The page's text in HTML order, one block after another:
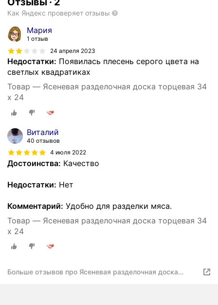
Как Яндекс проверяет отзывы
Мария
1 отзыв
24 апреля 2023
Недостатки: Появилась плесень серого цвета на
светлых квадратиках
Товар — Ясеневая разделочная доска торцевая 34
x 24
Виталий
40 отзывов
4 июля 2022
Достоинства: Качество
Недостатки: Нет
Комментарий: Удобно для разделки мяса.
Товар — Ясеневая разделочная доска торцевая 34
x 24
Больше отзывов про Ясеневая разделочная доска